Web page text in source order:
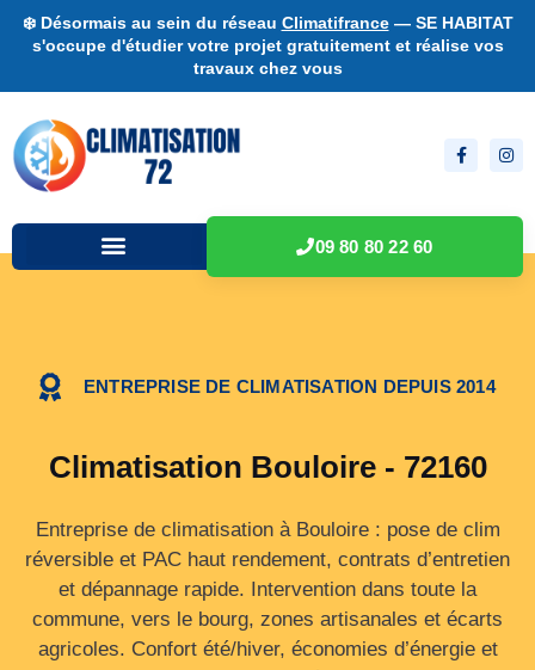
❄️ Désormais au sein du réseau Climatifrance— SE HABITAT
s'occupe d'étudier votre projet gratuitement et réalise vos
travaux chez vous
09 80 80 22 60
ENTREPRISE DE CLIMATISATION DEPUIS 2014
Climatisation Bouloire - 72160
Entreprise de climatisation à Bouloire : pose de clim
réversible et PAC haut rendement, contrats d’entretien
et dépannage rapide. Intervention dans toute la
commune, vers le bourg, zones artisanales et écarts
agricoles. Confort été/hiver, économies d’énergie et